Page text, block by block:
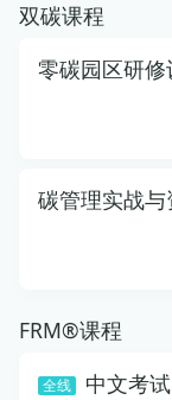
双碳课程
零碳园区研
碳管理实战
FRM®课程
全线 中文考